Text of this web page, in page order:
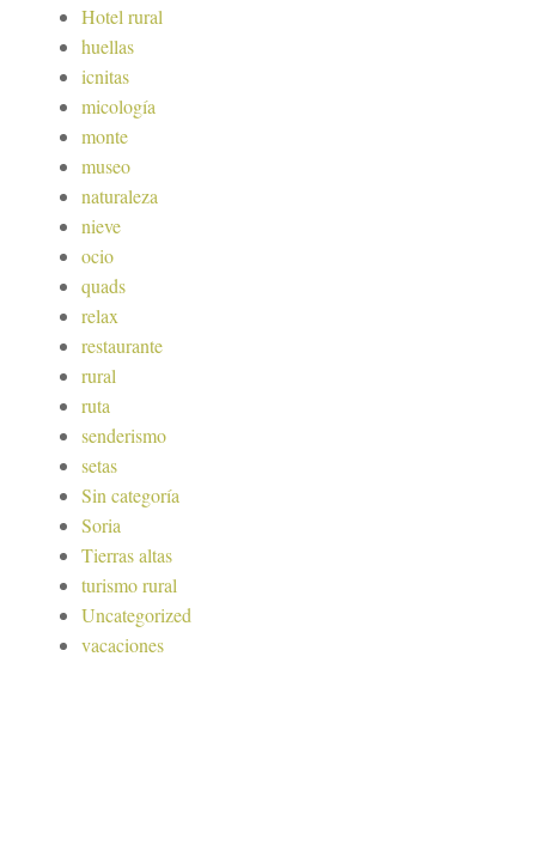
Hotel rural
huellas
icnitas
micología
monte
museo
naturaleza
nieve
ocio
quads
relax
restaurante
rural
ruta
senderismo
setas
Sin categoría
Soria
Tierras altas
turismo rural
Uncategorized
vacaciones